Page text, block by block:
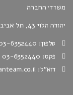
משרדי החברה
יהודה הלוי 43, תל אביב
טלפון: 03-6352440
פקס: 03-6352440
דוא"ל: info@nadlanteam.co.il